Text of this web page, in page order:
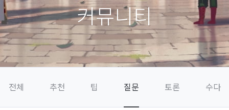
커뮤니티
전체 추천 팁 질문 토론 수다